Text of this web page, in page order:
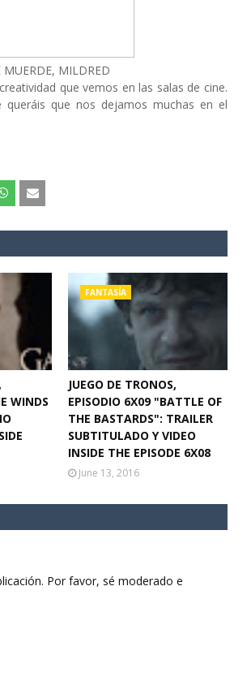
MUERDE, MILDRED
que vemos en las salas de cine.
que nos dejamos muchas en el
WINDS
FANTASÍA
JUEGO DE TRONOS,
EPISODIO 6X09 "BATTLE OF
THE BASTARDS": TRAILER
SUBTITULADO Y VIDEO
INSIDE THE EPISODE 6X08
June 13, 2016
Por favor, sé moderado e